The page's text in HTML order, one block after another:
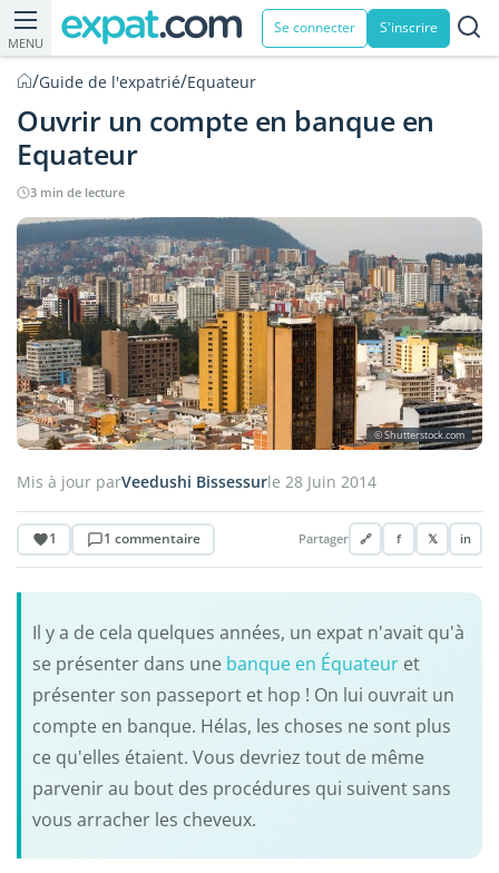
MENU
Se connecter S'inscrire
/Guide de l'expatrié/Equateur
Ouvrir un compte en banque en
Equateur
3 min de lecture
© Shutterstock.com
Mis à jour parVeedushi Bissessurle 28 Juin 2014
1 1 commentaire Partager 🔗 f 𝕏 in
Il y a de cela quelques années, un expat n'avait qu'à
se présenter dans une banque en Équateuret
présenter son passeport et hop ! On lui ouvrait un
compte en banque. Hélas, les choses ne sont plus
ce qu'elles étaient. Vous devriez tout de même
parvenir au bout des procédures qui suivent sans
vous arracher les cheveux.